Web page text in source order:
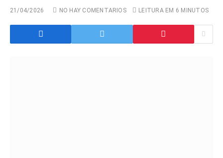
21/04/2026 NO HAY COMENTARIOS LEITURA EM 6 MINUTOS